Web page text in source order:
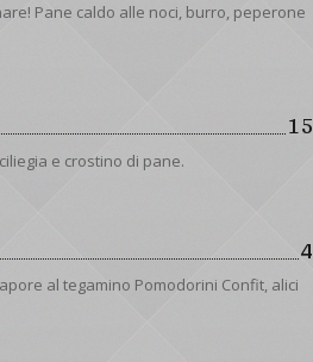
Pane caldo alle noci, burro, peperone
15
e crostino di pane.
4
al tegamino Pomodorini Confit, alici